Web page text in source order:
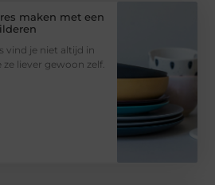
maken met een
vind je niet altijd in
liever gewoon zelf.